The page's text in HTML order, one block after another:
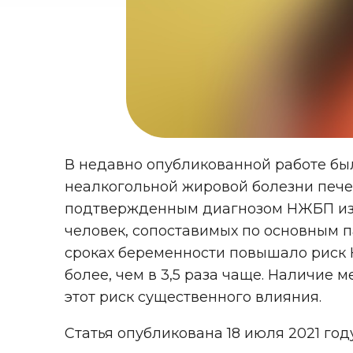
В недавно опубликованной работе
неалкогольной жировой болезни
подтвержденным диагнозом НЖБП из
человек, сопоставимых по основным
сроках беременности повышало
более, чем в 3,5 раза чаще. Наличие
этот риск существенного влияния.
Статья опубликована 18 июля 2021